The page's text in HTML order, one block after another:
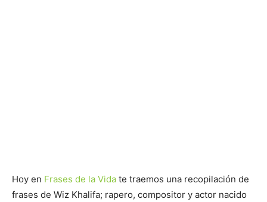
Hoy en Frases de la Vida te traemos una recopilación de
frases de Wiz Khalifa; rapero, compositor y actor nacido